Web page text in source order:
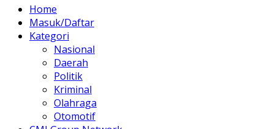
Home
Masuk/Daftar
Kategori
Nasional
Daerah
Politik
Kriminal
Olahraga
Otomotif